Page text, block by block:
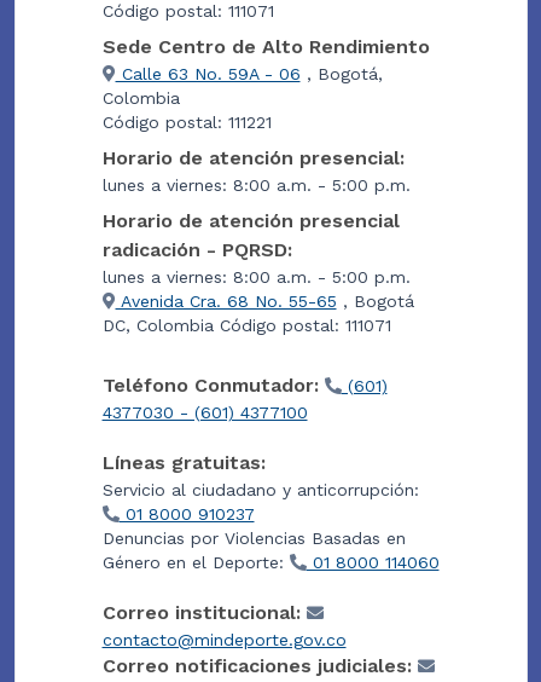
Código postal: 111071
Sede Centro de Alto Rendimiento
Calle 63 No. 59A - 06 , Bogotá,
Colombia
Código postal: 111221
Horario de atención presencial:
lunes a viernes: 8:00 a.m. - 5:00 p.m.
Horario de atención presencial
radicación - PQRSD:
lunes a viernes: 8:00 a.m. - 5:00 p.m.
Avenida Cra. 68 No. 55-65 , Bogotá
DC, Colombia Código postal: 111071
Teléfono Conmutador:
(601)
4377030 - (601) 4377100
Líneas gratuitas:
Servicio al ciudadano y anticorrupción:
01 8000 910237
Denuncias por Violencias Basadas en
Género en el Deporte:
01 8000 114060
Correo institucional:
contacto@mindeporte.gov.co
Correo notificaciones judiciales: